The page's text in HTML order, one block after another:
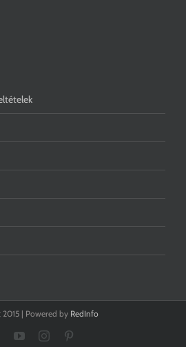
| Powered by RedInfo
FacebookYouTubeInstagram